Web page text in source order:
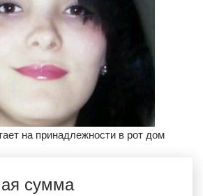
на принадлежности в рот дом
сумма